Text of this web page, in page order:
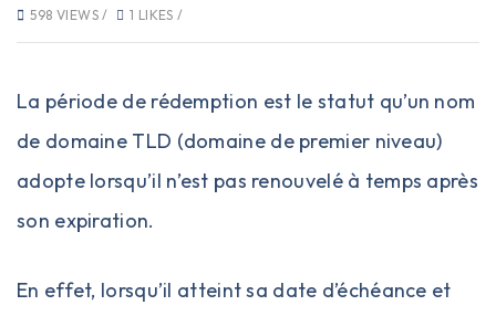
598 VIEWS / 1 LIKES /
La période de rédemption est le statut qu’un nom
de domaine TLD (domaine de premier niveau)
adopte lorsqu’il n’est pas renouvelé à temps après
son expiration.
En effet, lorsqu’il atteint sa date d’échéance et